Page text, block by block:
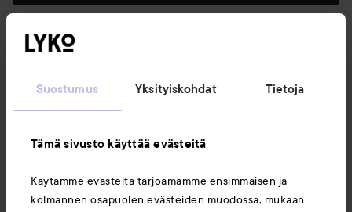
Suostumus Yksityiskohdat Tietoja
Tämä sivusto käyttää evästeitä
Käytämme evästeitä tarjoamamme ensimmäisen ja
kolmannen osapuolen evästeiden muodossa, mukaan
Seuraa meitä
Asiakaspalvelu
Tietoja